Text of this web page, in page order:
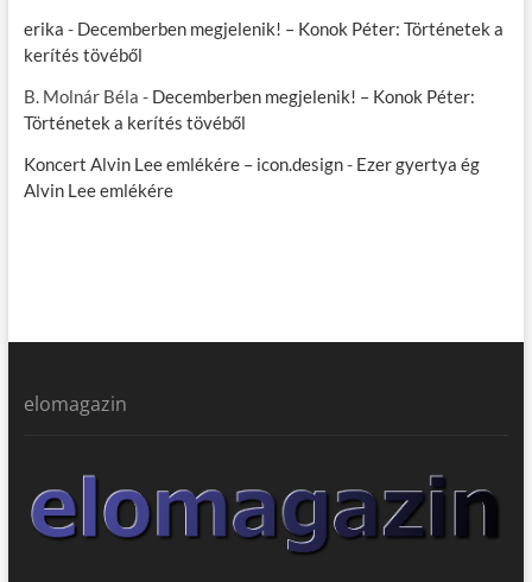
erika - Decemberben megjelenik! – Konok Péter: Történetek a
kerítés tövéből
B. Molnár Béla - Decemberben megjelenik! – Konok Péter:
Történetek a kerítés tövéből
Koncert Alvin Lee emlékére – icon.design- Ezer gyertya ég
Alvin Lee emlékére
elomagazin